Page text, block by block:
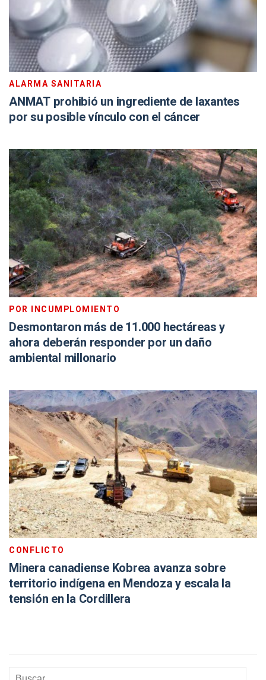
ALARMA SANITARIA
ANMAT prohibió un ingrediente de laxantes
por su posible vínculo con el cáncer
POR INCUMPLOMIENTO
Desmontaron más de 11.000 hectáreas y
ahora deberán responder por un daño
ambiental millonario
CONFLICTO
Minera canadiense Kobrea avanza sobre
territorio indígena en Mendoza y escala la
tensión en la Cordillera